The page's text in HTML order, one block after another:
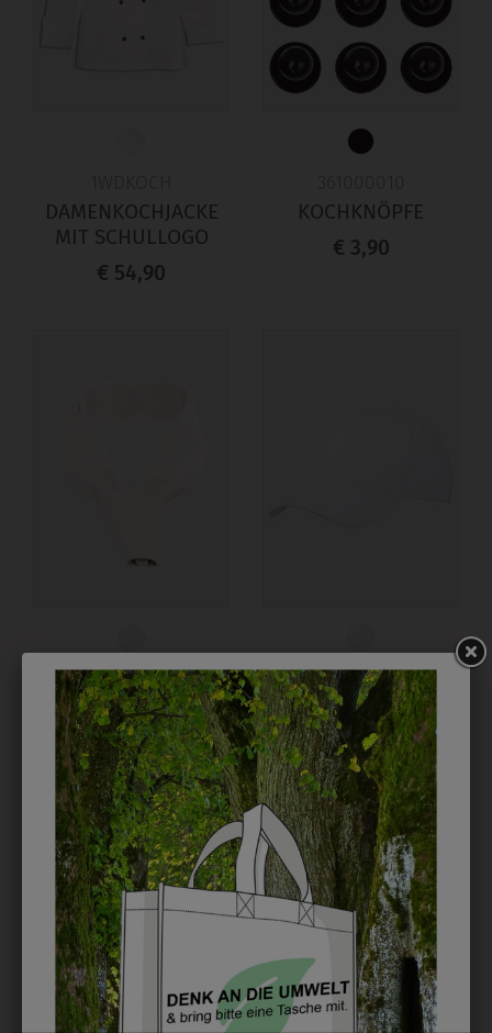
DAMENKOCHJACKE
MIT SCHULLOGO
€ 54,90
KOCHKNÖPFE
€ 3,90
695005201
HALSTUCH WEISS
€ 5,90
38892001
SCHWERE 5 PANEL
BAUMWOLL KAPPE
€ 5,90